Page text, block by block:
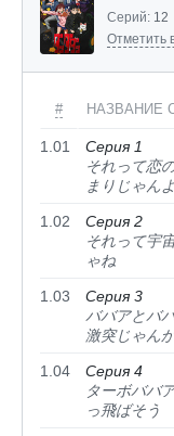
Серий: 12
Отметить
# НАЗВАНИЕ
1.01
Серия 1
それって恋
まりじゃんよ
1.02
Серия 2
それって宇
ゃね
1.03
Серия 3
ババアとバ
激突じゃん
1.04
Серия 4
ターボババ
っ飛ばそう